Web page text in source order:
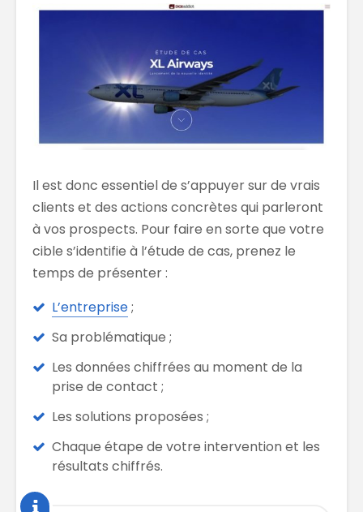
Il est donc essentiel de s’appuyer sur de vrais
clients et des actions concrètes qui parleront
à vos prospects. Pour faire en sorte que votre
cible s’identifie à l’étude de cas, prenez le
temps de présenter :
L’entreprise;
Sa problématique ;
Les données chiffrées au moment de la
prise de contact ;
Les solutions proposées ;
Chaque étape de votre intervention et les
résultats chiffrés.